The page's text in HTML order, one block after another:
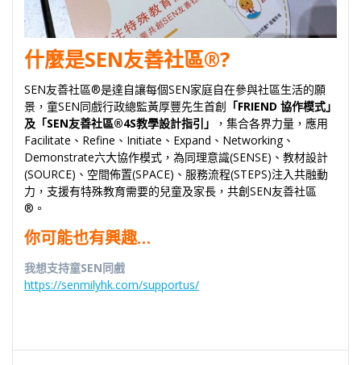
什麼是SEN友善社區®?
SEN友善社區®是達自讓每個SEN家庭自在參與社區生活的願
景，童SEN同戲行政總監黃厚豐先生首創 「FRIEND 協作模式」
及「SEN友善社區®4S教學設計指引」
，集合各界力量，應用
Facilitate、Refine、Initiate、Expand、Networking、
Demonstrate六大協作模式，為同理意識(SENSE)、教材設計
(SOURCE)、空間佈置(SPACE)、服務流程(STEPS)注入共融動
力，支援有特殊教育需要的兒童及家長，共創SEN友善社區
®。
你可能也有興趣…
我想支持童SEN同戲
https://senmilyhk.com/supportus/